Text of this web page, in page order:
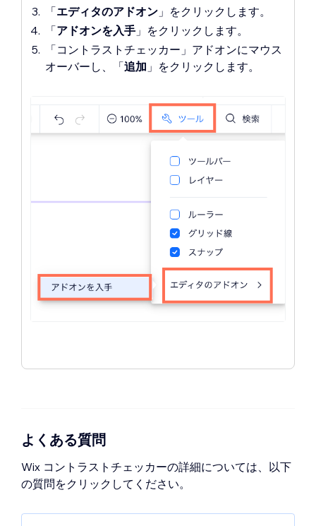
「エディタのアドオン 」をクリックします。
「アドオンを入手 」をクリックします。
「コントラストチェッカー」アドオンにマウス
オーバーし、「追加 」をクリックします。
よくある質問
Wix コントラストチェッカーの詳細については、以下
の質問をクリックしてください。